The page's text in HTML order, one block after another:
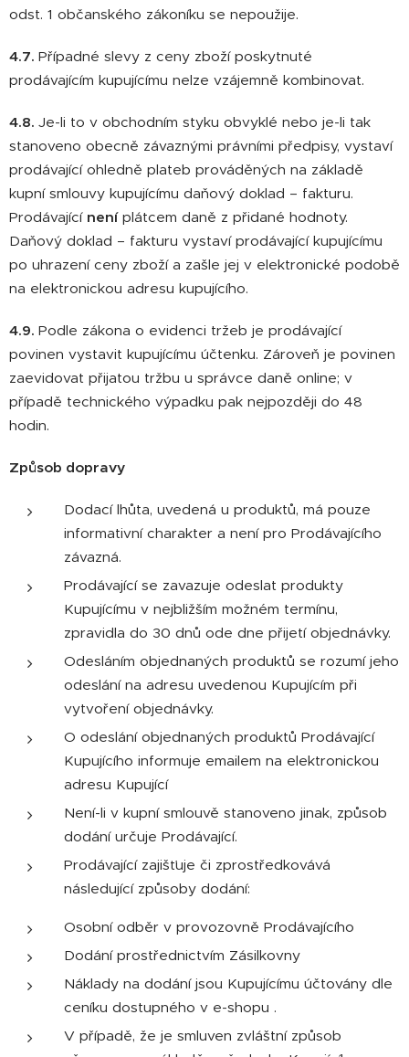
odst. 1 občanského zákoníku se nepoužije.
4.7. Případné slevy z ceny zboží poskytnuté
prodávajícím kupujícímu nelze vzájemně kombinovat.
4.8. Je-li to v obchodním styku obvyklé nebo je-li tak
stanoveno obecně závaznými právními předpisy, vystaví
prodávající ohledně plateb prováděných na základě
kupní smlouvy kupujícímu daňový doklad – fakturu.
Prodávající neníplátcem daně z přidané hodnoty.
Daňový doklad – fakturu vystaví prodávající kupujícímu
po uhrazení ceny zboží a zašle jej v elektronické podobě
na elektronickou adresu kupujícího.
4.9. Podle zákona o evidenci tržeb je prodávající
povinen vystavit kupujícímu účtenku. Zároveň je povinen
zaevidovat přijatou tržbu u správce daně online; v
případě technického výpadku pak nejpozději do 48
hodin.
Způsob dopravy
Dodací lhůta, uvedená u produktů, má pouze
informativní charakter a není pro Prodávajícího
závazná.
Prodávající se zavazuje odeslat produkty
Kupujícímu v nejbližším možném termínu,
zpravidla do 30 dnů ode dne přijetí objednávky.
Odesláním objednaných produktů se rozumí jeho
odeslání na adresu uvedenou Kupujícím při
vytvoření objednávky.
O odeslání objednaných produktů Prodávající
Kupujícího informuje emailem na elektronickou
adresu Kupující
Není-li v kupní smlouvě stanoveno jinak, způsob
dodání určuje Prodávající.
Prodávající zajišťuje či zprostředkovává
následující způsoby dodání:
Osobní odběr v provozovně Prodávajícího
Dodání prostřednictvím Zásilkovny
Náklady na dodání jsou Kupujícímu účtovány dle
ceníku dostupného v e-shopu .
V případě, že je smluven zvláštní způsob